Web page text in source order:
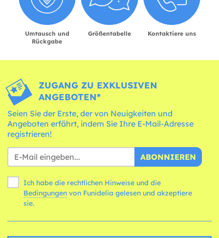
Umtausch und
Rückgabe
Größentabelle Kontaktiere uns
ZUGANG ZU EXKLUSIVEN
ANGEBOTEN*
Seien Sie der Erste, der von Neuigkeiten und
Angeboten erfährt, indem Sie Ihre E-Mail-Adresse
registrieren!
ABONNIEREN
Ich habe die rechtlichen Hinweise und die
Bedingungen
sie.